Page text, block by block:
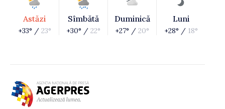
Astăzi
+33° / 23°
Sîmbătă
+30° / 22°
Duminică
+27° / 20°
Luni
+28° / 18°